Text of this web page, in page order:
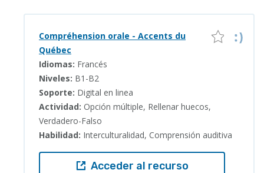
Compréhension orale - Accents du
Québec
Idiomas: Francés
Niveles: B1-B2
Soporte: Digital en linea
Actividad: Opción múltiple, Rellenar huecos,
Verdadero-Falso
Habilidad: Interculturalidad, Comprensión auditiva
Acceder al recurso